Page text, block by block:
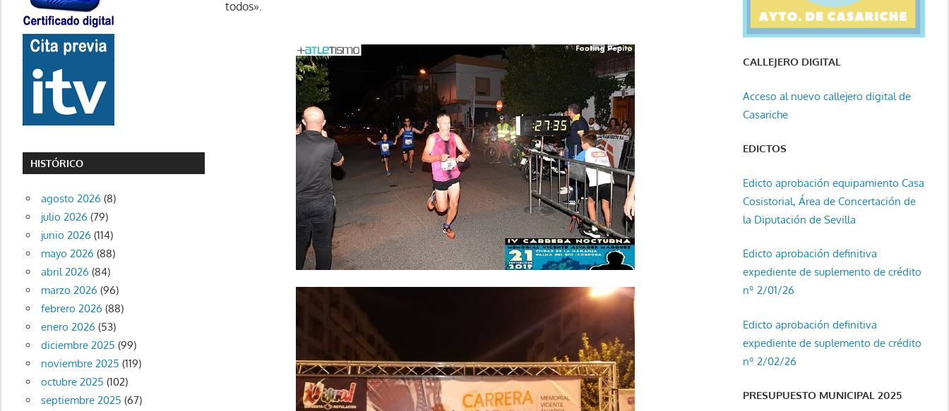
todos».
HISTÓRICO
agosto 2026 (8)
julio 2026 (79)
junio 2026 (114)
mayo 2026 (88)
abril 2026 (84)
marzo 2026 (96)
febrero 2026 (88)
enero 2026 (53)
diciembre 2025 (99)
noviembre 2025 (119)
octubre 2025 (102)
septiembre 2025 (67)
CALLEJERO DIGITAL
Acceso al nuevo callejero digital de
Casariche
EDICTOS
Edicto aprobación equipamiento Casa
Cosistorial, Área de Concertación de
la Diputación de Sevilla
Edicto aprobación definitiva
expediente de suplemento de crédito
nº 2/01/26
Edicto aprobación definitiva
expediente de suplemento de crédito
nº 2/02/26
PRESUPUESTO MUNICIPAL 2025